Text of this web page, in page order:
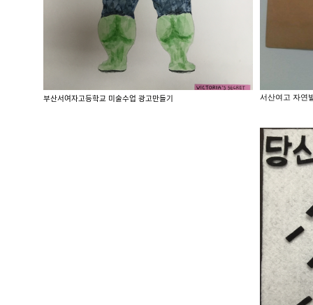
부산서여자고등학교 미술수업 광고만들기 서산여고 자연